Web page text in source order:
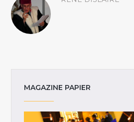
MAGAZINE PAPIER